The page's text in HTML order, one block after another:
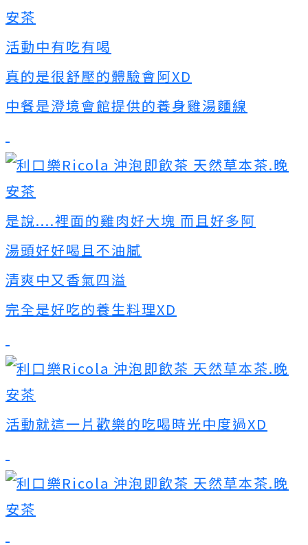
活動中有吃有喝
真的是很舒壓的體驗會阿XD
中餐是澄境會館提供的養身雞湯麵線
是說....裡面的雞肉好大塊 而且好多阿
湯頭好好喝且不油膩
清爽中又香氣四溢
完全是好吃的養生料理XD
活動就這一片歡樂的吃喝時光中度過XD